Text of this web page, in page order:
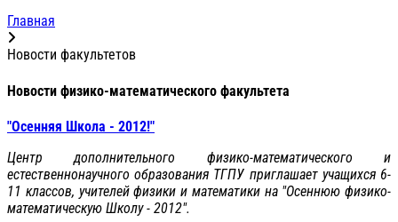
Главная
Новости факультетов
Новости физико-математического факультета
"Осенняя Школа - 2012!"
Центр дополнительного физико-математического и
естественнонаучного образования ТГПУ приглашает учащихся 6-
11 классов, учителей физики и математики на "Осеннюю физико-
математическую Школу - 2012".